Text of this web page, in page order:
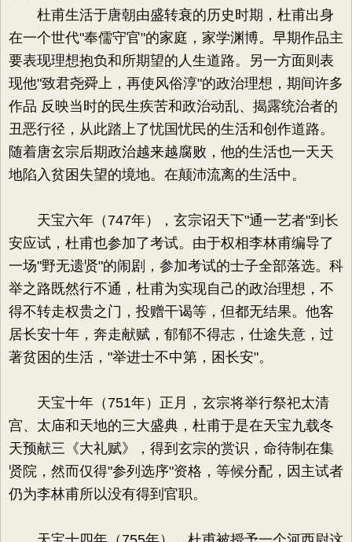
杜甫生活于唐朝由盛转衰的历史时期，杜甫出身
在一个世代"奉儒守官"的家庭，家学渊博。早期作品主
要表现理想抱负和所期望的人生道路。另一方面则表
现他"致君尧舜上，再使风俗淳"的政治理想，期间许多
作品 反映当时的民生疾苦和政治动乱、揭露统治者的
丑恶行径，从此踏上了忧国忧民的生活和创作道路。
随着唐玄宗后期政治越来越腐败，他的生活也一天天
地陷入贫困失望的境地。在颠沛流离的生活中。
天宝六年（747年），玄宗诏天下"通一艺者"到长
安应试，杜甫也参加了考试。由于权相李林甫编导了
一场"野无遗贤"的闹剧，参加考试的士子全部落选。科
举之路既然行不通，杜甫为实现自己的政治理想，不
得不转走权贵之门，投赠干谒等，但都无结果。他客
居长安十年，奔走献赋，郁郁不得志，仕途失意，过
著贫困的生活，"举进士不中第，困长安"。
天宝十年（751年）正月，玄宗将举行祭祀太清
宫、太庙和天地的三大盛典，杜甫于是在天宝九载冬
天预献三《大礼赋》，得到玄宗的赏识，命待制在集
贤院，然而仅得"参列选序"资格，等候分配，因主试者
仍为李林甫所以没有得到官职。